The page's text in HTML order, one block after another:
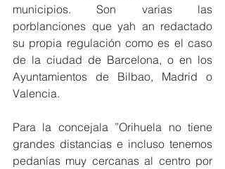
municipios. Son varias las
porblanciones que yah an redactado
su propia regulación como es el caso
de la ciudad de Barcelona, o en los
Ayuntamientos de Bilbao, Madrid o
Valencia.
Para la concejala ”Orihuela no tiene
grandes distancias e incluso tenemos
pedanías muy cercanas al centro por